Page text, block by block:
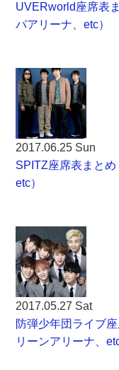
UVERworld座席表
パアリーナ、etc）
2017.06.25 Sun
SPITZ座席表まとめ
etc）
2017.05.27 Sat
防弾少年団ライブ
リーンアリーナ、etc